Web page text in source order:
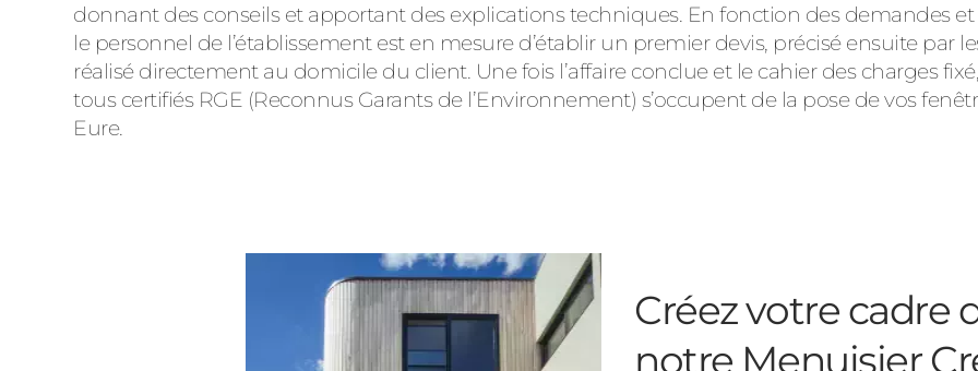
donnant des conseils et apportant des explications techniques. En fonction des demandes
le personnel de l’établissement est en mesure d’établir un premier devis, précisé ensuite par
réalisé directement au domicile du client. Une fois l’affaire conclue et le cahier des charges
tous certifiés RGE (Reconnus Garants de l’Environnement) s’occupent de la pose de vos
Eure.
Créez votre cadre
notre Menuisier